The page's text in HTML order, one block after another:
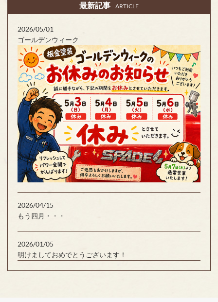
最新記事 ARTICLE
2026/05/01
ゴールデンウィーク
2026/04/15
もう四月・・・
2026/01/05
明けましておめでとうございます！